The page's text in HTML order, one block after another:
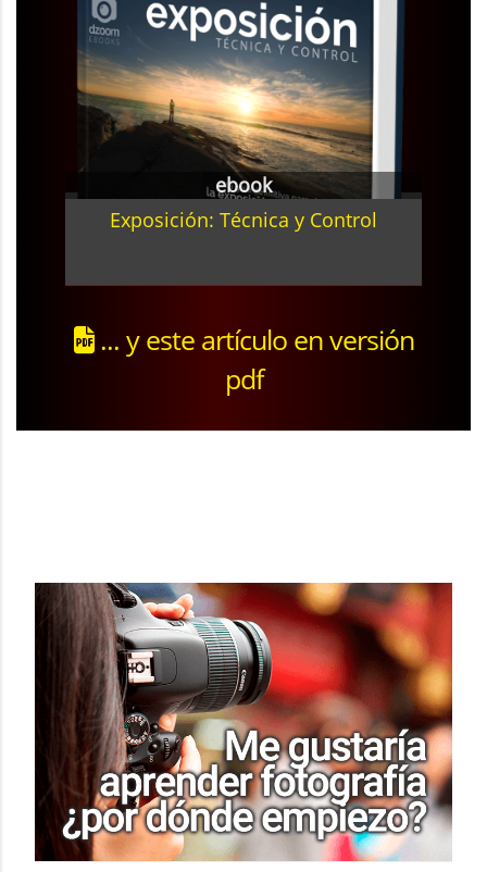
ebook
Exposición: Técnica y Control
... y este artículo en versión
pdf